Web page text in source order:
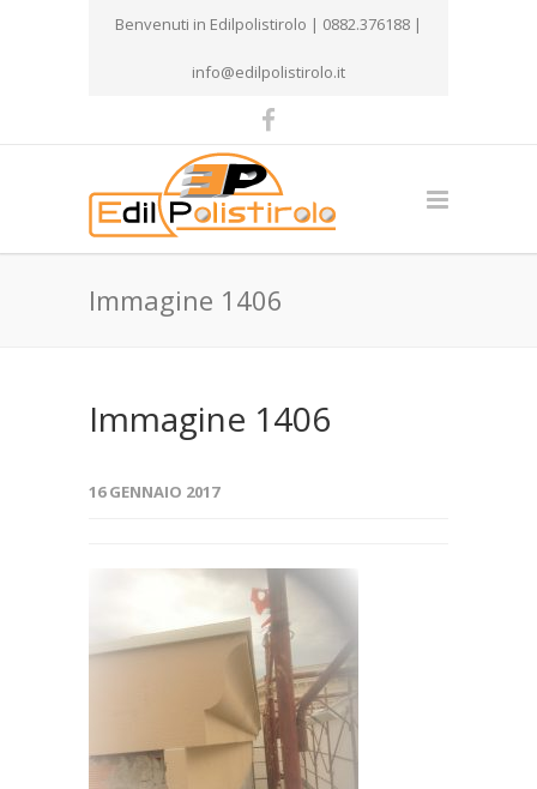
Benvenuti in Edilpolistirolo | 0882.376188 |
info@edilpolistirolo.it
Immagine 1406
Immagine 1406
16 GENNAIO 2017